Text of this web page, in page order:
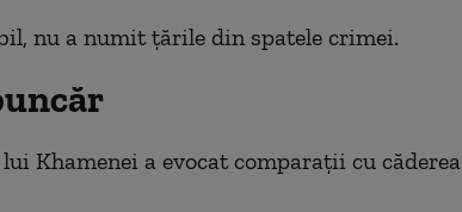
nu a numit țările din spatele crimei.
Khamenei a evocat comparații cu căderea